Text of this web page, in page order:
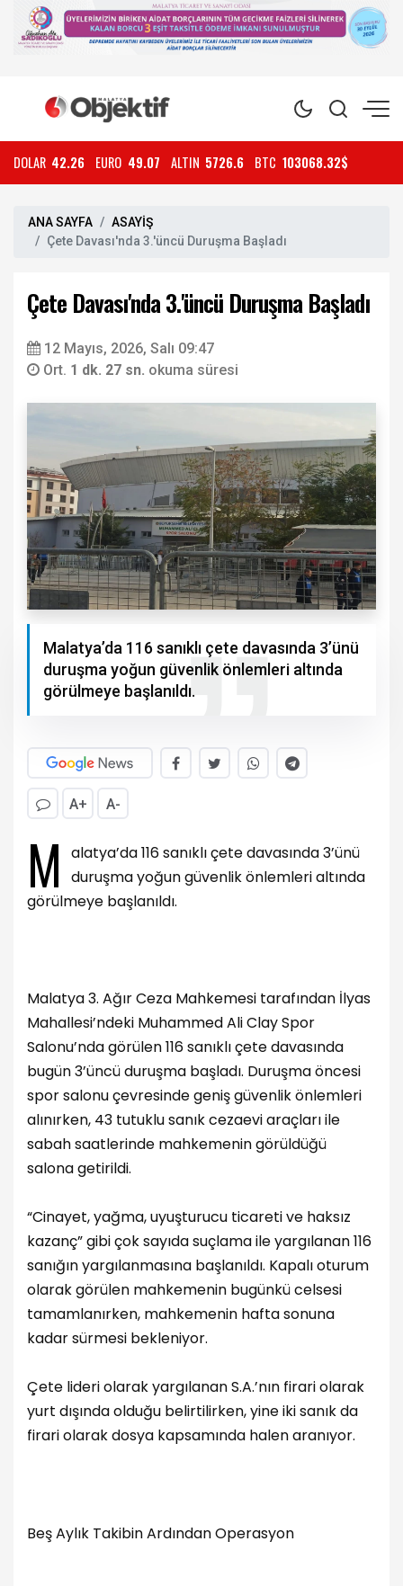
DOLAR 42.26 EURO 49.07 ALTIN 5726.6 BTC 103068.32$
ANA SAYFA
ASAYİŞ
Çete Davası'nda 3.'üncü Duruşma Başladı
Çete Davası'nda 3.'üncü Duruşma Başladı
12 Mayıs, 2026, Salı 09:47
Ort. 1 dk. 27 sn. okuma süresi
Malatya’da 116 sanıklı çete davasında 3’ünü
duruşma yoğun güvenlik önlemleri altında
görülmeye başlanıldı.
A+ A-
M
alatya’da 116 sanıklı çete davasında 3’ünü
duruşma yoğun güvenlik önlemleri altında
görülmeye başlanıldı.
Malatya 3. Ağır Ceza Mahkemesi tarafından İlyas
Mahallesi’ndeki Muhammed Ali Clay Spor
Salonu’nda görülen 116 sanıklı çete davasında
bugün 3’üncü duruşma başladı. Duruşma öncesi
spor salonu çevresinde geniş güvenlik önlemleri
alınırken, 43 tutuklu sanık cezaevi araçları ile
sabah saatlerinde mahkemenin görüldüğü
salona getirildi.
“Cinayet, yağma, uyuşturucu ticareti ve haksız
kazanç” gibi çok sayıda suçlama ile yargılanan 116
sanığın yargılanmasına başlanıldı. Kapalı oturum
olarak görülen mahkemenin bugünkü celsesi
tamamlanırken, mahkemenin hafta sonuna
kadar sürmesi bekleniyor.
Çete lideri olarak yargılanan S.A.’nın firari olarak
yurt dışında olduğu belirtilirken, yine iki sanık da
firari olarak dosya kapsamında halen aranıyor.
Beş Aylık Takibin Ardından Operasyon